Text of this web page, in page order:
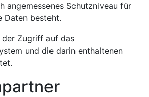
angemessenes Schutzniveau für
Daten besteht.
der Zugriff auf das
und die darin enthaltenen